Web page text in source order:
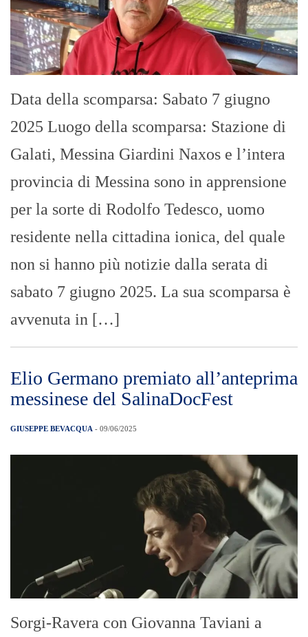
Data della scomparsa: Sabato 7 giugno
2025 Luogo della scomparsa: Stazione di
Galati, Messina Giardini Naxos e l’intera
provincia di Messina sono in apprensione
per la sorte di Rodolfo Tedesco, uomo
residente nella cittadina ionica, del quale
non si hanno più notizie dalla serata di
sabato 7 giugno 2025. La sua scomparsa è
avvenuta in […]
Elio Germano premiato all’anteprima
messinese del SalinaDocFest
GIUSEPPE BEVACQUA - 09/06/2025
Sorgi-Ravera con Giovanna Taviani a